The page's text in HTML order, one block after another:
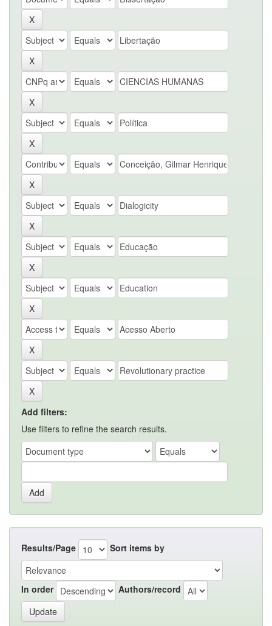
Add filters:
Use filters to refine the search results.
Results/Page Sort items by
In order Authors/record